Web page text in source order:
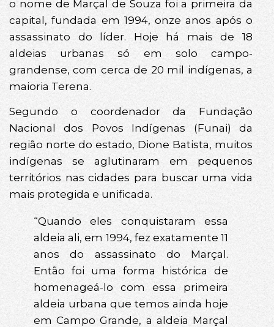
o nome de Marçal de Souza foi a primeira da
capital, fundada em 1994, onze anos após o
assassinato do líder. Hoje há mais de 18
aldeias urbanas só em solo campo-
grandense, com cerca de 20 mil indígenas, a
maioria Terena.
Segundo o coordenador da Fundação
Nacional dos Povos Indígenas (Funai) da
região norte do estado, Dione Batista, muitos
indígenas se aglutinaram em pequenos
territórios nas cidades para buscar uma vida
mais protegida e unificada.
“Quando eles conquistaram essa
aldeia ali, em 1994, fez exatamente 11
anos do assassinato do Marçal.
Então foi uma forma histórica de
homenageá-lo com essa primeira
aldeia urbana que temos ainda hoje
em Campo Grande, a aldeia Marçal